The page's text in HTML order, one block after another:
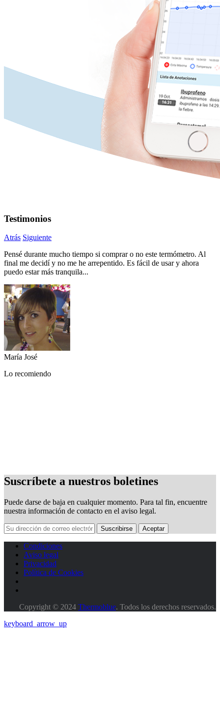
Testimonios
Atrás Siguiente
Pensé durante mucho tiempo si comprar o no este termómetro. Al
final me decidí y no me he arrepentido. Es fácil de usar y ahora
puedo estar más tranquila...
María José
Lo recomiendo
Suscríbete a nuestros boletines
Puede darse de baja en cualquier momento. Para tal fin, encuentre
nuestra información de contacto en el aviso legal.
Condiciones
Aviso legal
Privacidad
Política de Cookies
Copyright © 2024 Thermoblue. Todos los derechos reservados.
keyboard_arrow_up